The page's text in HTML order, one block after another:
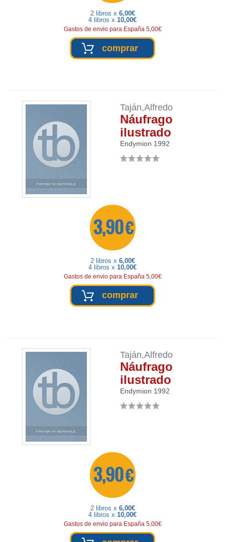
2 libros x 6,00€
4 libros x 10,00€
Gastos de envio para España 5,00€
comprar
Taján,Alfredo
Náufrago
ilustrado
Endymion 1992
3,90 €
2 libros x 6,00€
4 libros x 10,00€
Gastos de envio para España 5,00€
comprar
Taján,Alfredo
Náufrago
ilustrado
Endymion 1992
3,90 €
2 libros x 6,00€
4 libros x 10,00€
Gastos de envio para España 5,00€